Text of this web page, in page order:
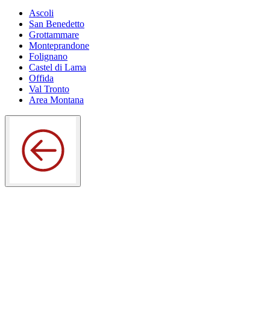
Ascoli
San Benedetto
Grottammare
Monteprandone
Folignano
Castel di Lama
Offida
Val Tronto
Area Montana